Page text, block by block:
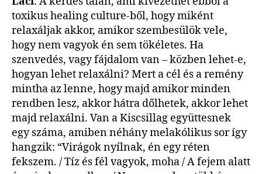
toxikus healing culture-ből, hogy miként
relaxáljak akkor, amikor szembesülök vele,
hogy nem vagyok én sem tökéletes. Ha
szenvedés, vagy fájdalom van – közben lehet-e,
hogyan lehet relaxálni? Mert a cél és a remény
mintha az lenne, hogy majd amikor minden
rendben lesz, akkor hátra dőlhetek, akkor lehet
majd relaxálni. Van a Kiscsillag együttesnek
egy száma, amiben néhány melakólikus sor így
hangzik: “Virágok nyílnak, én egy réten
fekszem. / Tíz és fél vagyok, moha / A fejem alatt